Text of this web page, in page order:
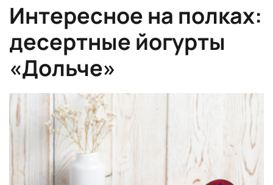
Интересное на полках:
десертные йогурты
«Дольче»